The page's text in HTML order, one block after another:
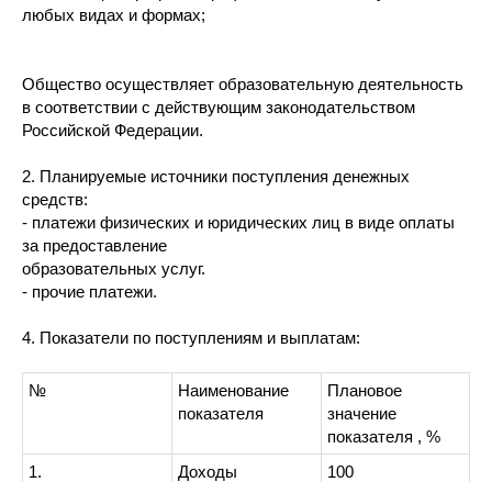
любых видах и формах;
Общество осуществляет образовательную деятельность
в соответствии с действующим законодательством
Российской Федерации.
2. Планируемые источники поступления денежных
средств:
- платежи физических и юридических лиц в виде оплаты
за предоставление
образовательных услуг.
- прочие платежи.
4. Показатели по поступлениям и выплатам:
№
Наименование
показателя
Плановое
значение
показателя , %
1.
Доходы
100